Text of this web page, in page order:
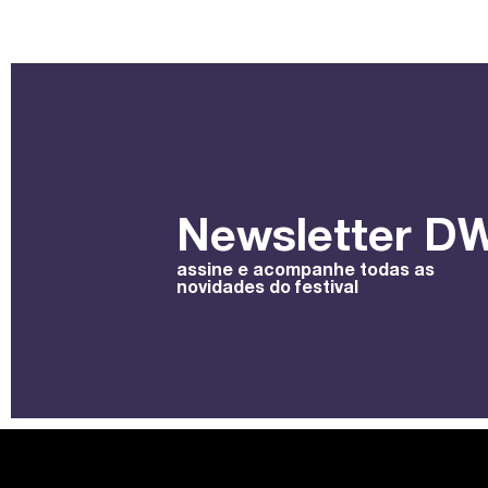
Newsletter
assine e acompanhe todas as
novidades do festival